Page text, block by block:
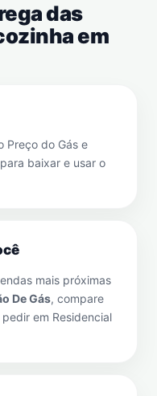
das
em
Preço do Gás e
baixar e usar o
mais próximas
De Gás, compare
em Residencial